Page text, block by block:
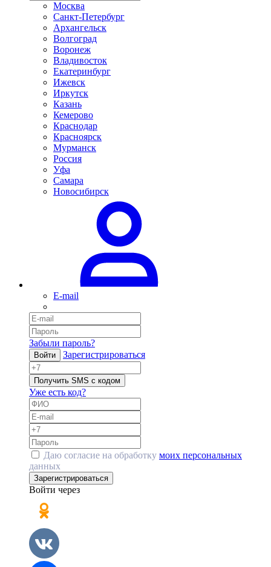
Москва
Санкт-Петербург
Архангельск
Волгоград
Воронеж
Владивосток
Екатеринбург
Ижевск
Иркутск
Казань
Кемерово
Краснодар
Красноярск
Мурманск
Россия
Уфа
Самара
Новосибирск
E-mail
Забыли пароль?
Войти Зарегистрироваться
Получить SMS с кодом
Уже есть код?
Даю согласие на обработку моих персональных
данных
Зарегистрироваться
Войти через